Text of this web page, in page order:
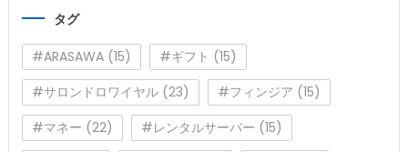
タグ
#ARASAWA(15) #ギフト (15)
#サロンドロワイヤル(23) #フィンジア (15)
#マネー (22) #レンタルサーバー (15)